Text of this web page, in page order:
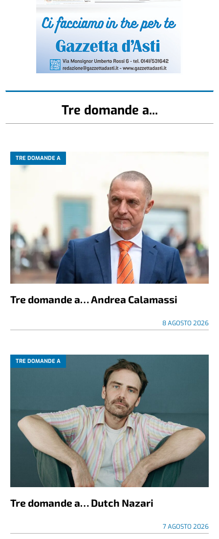
Tre domande a...
TRE DOMANDE A
Tre domande a… Andrea Calamassi
8 AGOSTO 2026
TRE DOMANDE A
Tre domande a… Dutch Nazari
7 AGOSTO 2026